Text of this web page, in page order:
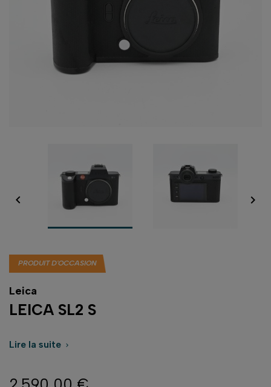
 
PRODUIT D'OCCASION
Leica
LEICA SL2 S
Lire la suite 